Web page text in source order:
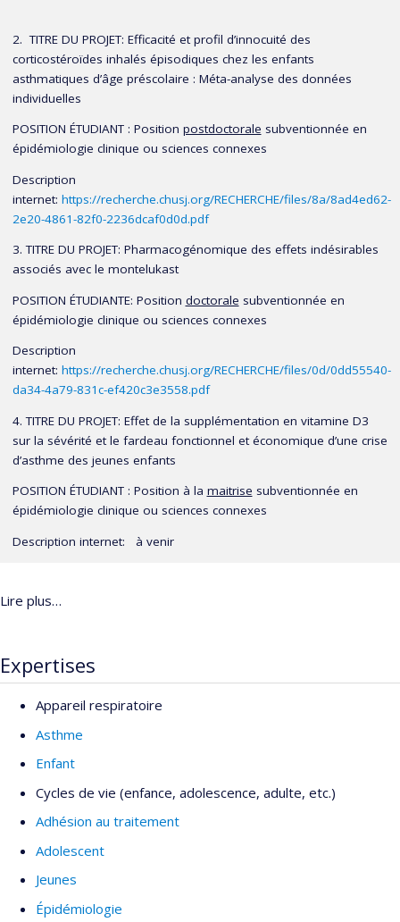
nationale et internationale. Dr Ducharme est corédactrice
pédiatrique du Cochrane Airways Review Group depuis sa
création en 1995. Ce programme de recherche a conduit à de
experte, bourses de recherche. Elle est également co-
canadienne de thoracologie et responsable de la rédaction et de
la diffusion des lignes directrices sur l’asthme au Canada.
Un nouveau réseau consacré aux applications cliniques de la
recherche en santé respiratoire a été annoncé le 24 février
millions de dollars. La Dre Ducharme, qui siège déjà au comité
directeur du Réseau dirigera, l'un des sept programmes du
réseau.
2. TITRE DU PROJET: Efficacité et profil d’innocuité des
corticostéroïdes inhalés épisodiques chez les enfants
asthmatiques d’âge préscolaire : Méta-analyse des données
individuelles
POSITION ÉTUDIANT : Position postdoctorale subventionnée en
épidémiologie clinique ou sciences connexes
Description
internet: https://recherche.chusj.org/RECHERCHE/files/8a/8ad4ed62-
2e20-4861-82f0-2236dcaf0d0d.pdf
3. TITRE DU PROJET: Pharmacogénomique des effets indésirables
associés avec le montelukast
POSITION ÉTUDIANTE: Position doctorale subventionnée en
épidémiologie clinique ou sciences connexes
Description
internet: https://recherche.chusj.org/RECHERCHE/files/0d/0dd55540-
da34-4a79-831c-ef420c3e3558.pdf
4. TITRE DU PROJET: Effet de la supplémentation en vitamine D3
sur la sévérité et le fardeau fonctionnel et économique d’une crise
d’asthme des jeunes enfants
POSITION ÉTUDIANT : Position à la maitrise subventionnée en
épidémiologie clinique ou sciences connexes
Description internet: à venir
Lire plus…
Expertises
Appareil respiratoire
Asthme
Enfant
Cycles de vie (enfance, adolescence, adulte, etc.)
Adhésion au traitement
Adolescent
Jeunes
Épidémiologie